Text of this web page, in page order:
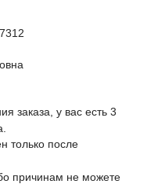
заказа, у вас есть 3
только после
причинам не можете